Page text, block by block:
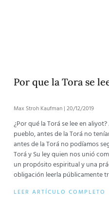
Por que la Tora se
Max Stroh Kaufman 20/12/2019
¿Por qué la Torá se lee en
pueblo, antes de la Torá no
antes de la Torá no podíamos
Torá y Su ley quien nos unió
un propósito espiritual y una
obligación leerla públicamente
LEER ARTÍCULO COMPLETO